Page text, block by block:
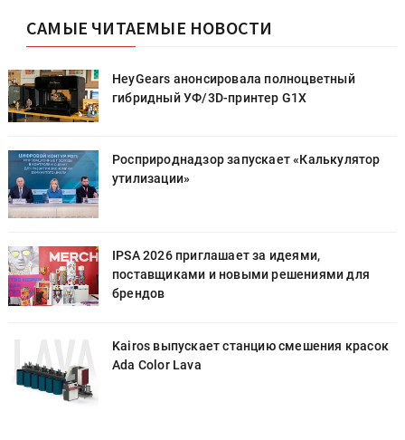
САМЫЕ ЧИТАЕМЫЕ НОВОСТИ
HeyGears анонсировала полноцветный
гибридный УФ/3D-принтер G1X
Росприроднадзор запускает «Калькулятор
утилизации»
IPSA 2026 приглашает за идеями,
поставщиками и новыми решениями для
брендов
Kairos выпускает станцию смешения красок
Ada Color Lava